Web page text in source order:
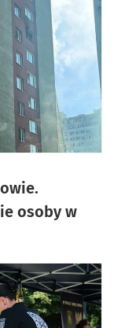
osoby w